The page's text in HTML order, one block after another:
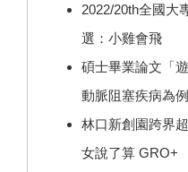
2022/20th全國大
選：小雞會飛
碩士畢業論文「
動脈阻塞疾病為例
林口新創園跨界
女說了算 GRO+